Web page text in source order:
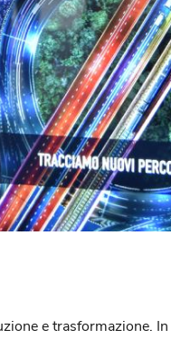
e trasformazione.